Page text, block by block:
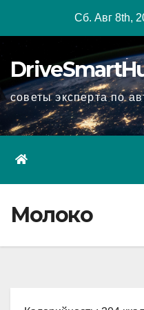
Сб. Авг 8th,
советы эксперта по
Молоко